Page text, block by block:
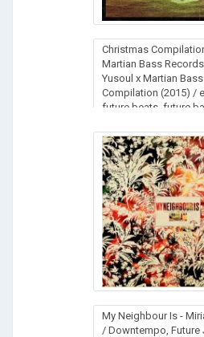
Christmas
Martian Bass
Yusoul x Martian Bass
Compilation (2015) /
future beats, future
My Neighbour Is -
/ Downtempo, Future